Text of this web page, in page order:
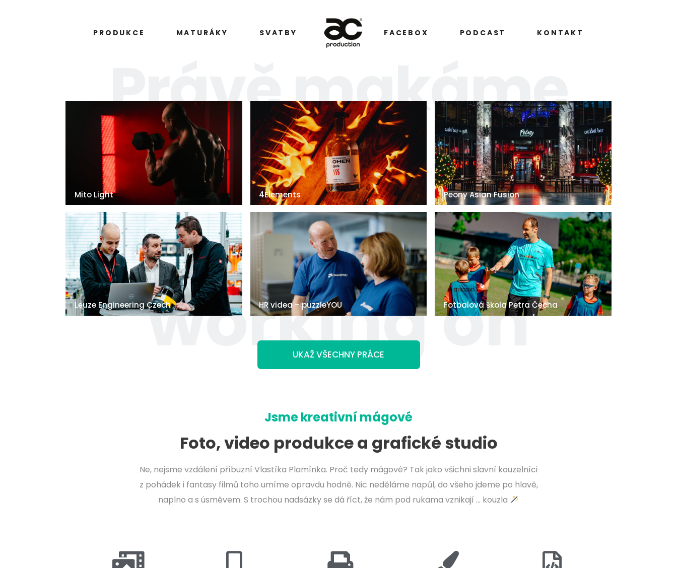
PRODUKCE MATURÁKY SVATBY FACEBOX PODCAST KONTAKT
Právě makáme
Mito Light 4Elements Peony Asian Fusion
Leuze Engineering Czech HR videa – puzzleYOU Fotbalová škola Petra Čecha
working on
UKAŽ VŠECHNY PRÁCE
Jsme kreativní mágové
Foto, video produkce a grafické studio
Ne, nejsme vzdálení příbuzní Vlastíka Plamínka. Proč tedy mágové? Tak jako všichni slavní kouzelníci
z pohádek i fantasy filmů toho umíme opravdu hodně. Nic neděláme napůl, do všeho jdeme po hlavě,
naplno a s úsměvem. S trochou nadsázky se dá říct, že nám pod rukama vznikají … kouzla